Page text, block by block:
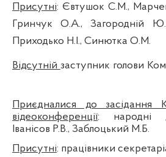
Присутні: Євтушок С.М.,
Гринчук О.А.,Загородній
Приходько Н.І., Синютка О.М.
Відсутній заступник голови
Приєдналися до засідання
відеоконференції: народні
Іванісов Р.В., Заблоцький М.Б.
Присутні: працівники